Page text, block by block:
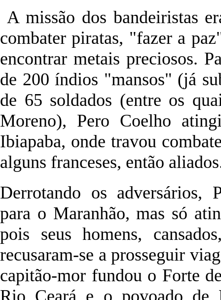
A missão dos bandeiristas
combater piratas, "fazer a
encontrar metais preciosos.
de 200 índios "mansos" (já
de 65 soldados (entre os
Moreno), Pero Coelho
Ibiapaba, onde travou
alguns franceses, então
Derrotando os adversários,
para o Maranhão, mas só
pois seus homens,
recusaram-se a prosseguir
capitão-mor fundou o Forte
Rio Ceará e o povoado de